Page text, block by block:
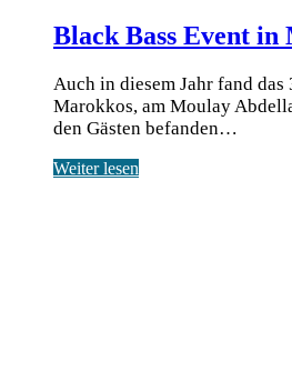
Black Bass Event in
Auch in diesem Jahr fand
Marokkos, am Moulay
den Gästen befanden…
Weiter lesen